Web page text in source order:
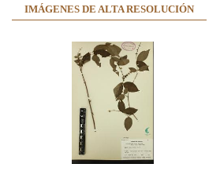
IMÁGENES DE ALTA RESOLUCIÓN